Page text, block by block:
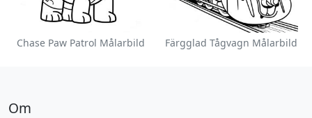
Chase Paw Patrol Målarbild Färgglad Tågvagn Målarbild
Om